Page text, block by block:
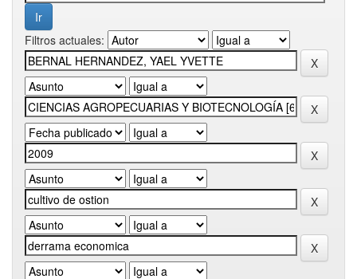
Filtros actuales: